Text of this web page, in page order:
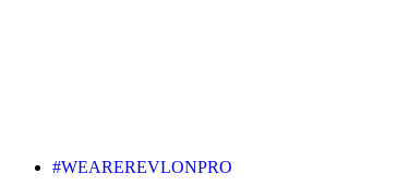
#WEAREREVLONPRO